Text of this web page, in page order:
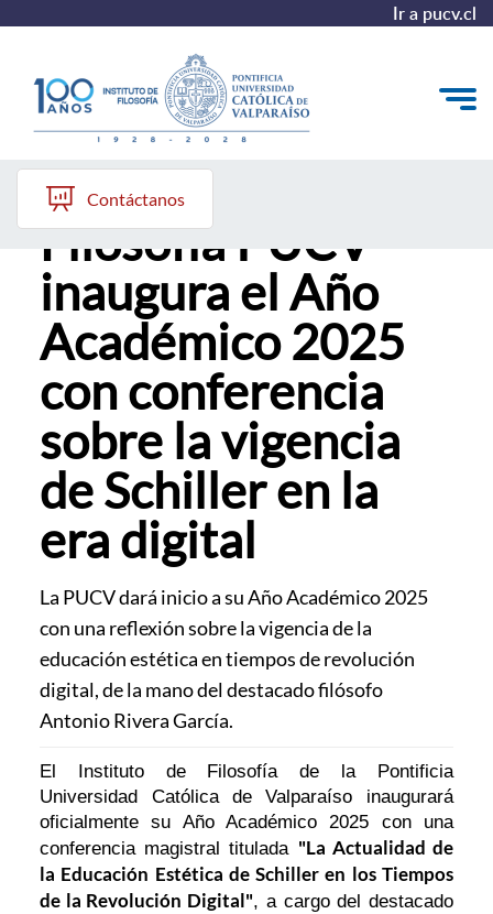
Ir a pucv.cl
El Instituto
Pregrado
Postgrado
Colección Philosophica
Contáctanos
El Instituto de
Filosofía PUCV
inaugura el Año
Académico 2025
con conferencia
sobre la vigencia
de Schiller en la
era digital
La PUCV dará inicio a su Año Académico 2025
con una reflexión sobre la vigencia de la
educación estética en tiempos de revolución
digital, de la mano del destacado filósofo
Antonio Rivera García.
El Instituto de Filosofía de la Pontificia
Universidad Católica de Valparaíso inaugurará
oficialmente su Año Académico 2025 con una
conferencia magistral titulada "La Actualidad de
la Educación Estética de Schiller en los Tiempos
de la Revolución Digital", a cargo del destacado